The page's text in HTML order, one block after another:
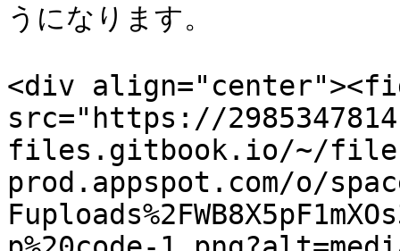
うになります。
<div
src="https://
files.gitbook.io/~/
prod.appspot.com/o/